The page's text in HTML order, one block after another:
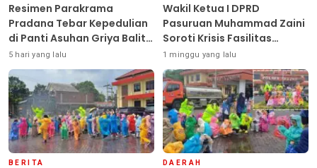
Resimen Parakrama
Pradana Tebar Kepedulian
di Panti Asuhan Griya Balita
SYD, Peluk Hangat Balita
Terlantar “POLRI Hadir
Dengan Hati”
5 hari yang lalu
Wakil Ketua I DPRD
Pasuruan Muhammad Zaini
Soroti Krisis Fasilitas
Sekolah di Tengah Efisiensi
Anggaran
1 minggu yang lalu
BERITA DAERAH